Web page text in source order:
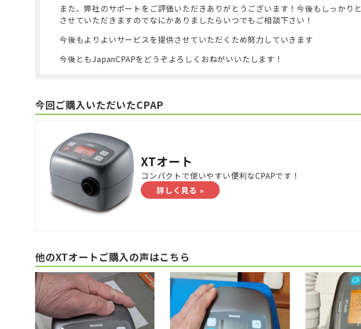
また、弊社のサポートをご評価いただきありがとうございます！今後もしっかり
させていただきますのでなにかありましたらいつでもご相談下さい！
今後もよりよいサービスを提供させていただくため努力していきます
今後ともJapanCPAPをどうぞよろしくおねがいいたします！
今回ご購入いただいたCPAP
XTオート
コンパクトで使いやすい便利なCPAPです！
詳しく見る »
他のXTオートご購入の声はこちら